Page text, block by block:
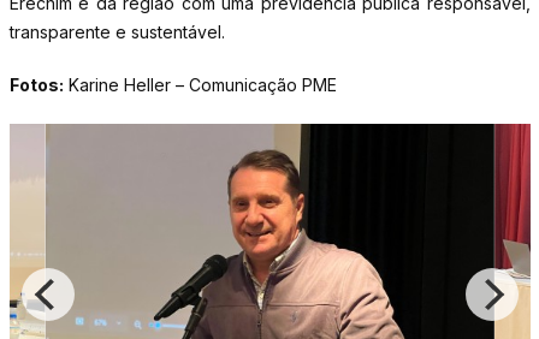
transparente e sustentável.
Fotos: Karine Heller – Comunicação PME